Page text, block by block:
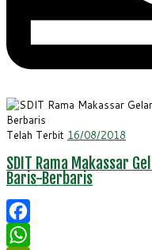
Telah Terbit 16/08/2018
SDIT Rama Makassar
Baris-Berbaris
Facebook